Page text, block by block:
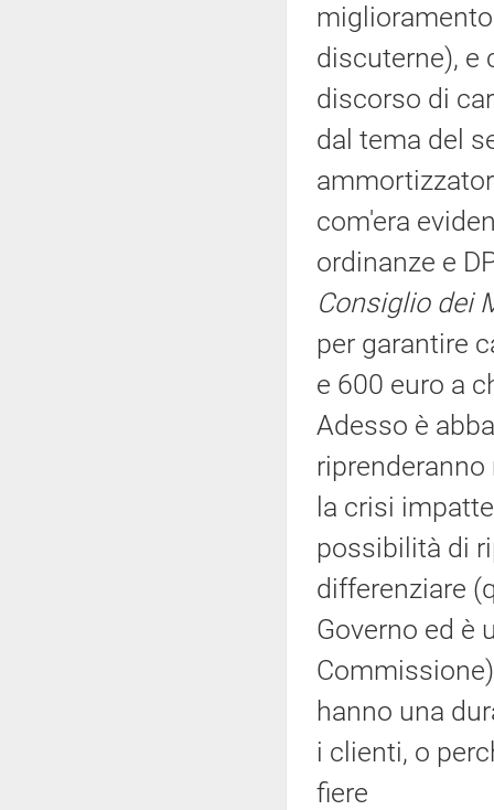
discuterne), e
discorso di
dal tema del
com'era
ordinanze e
Consiglio dei
per garantire
e 600 euro a
Adesso è
la crisi
possibilità di
differenziare
Governo ed è
hanno una
i clienti, o
fiere